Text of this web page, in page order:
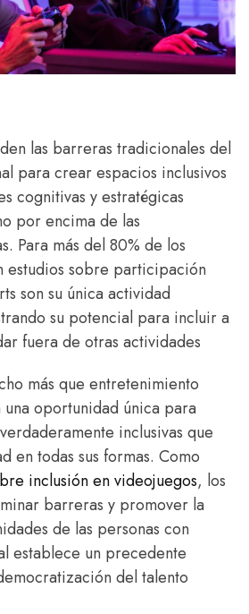
las barreras tradicionales del
para crear espacios inclusivos
cognitivas y estratégicas
por encima de las
Para más del 80% de los
estudios sobre participación
son su única actividad
su potencial para incluir a
fuera de otras actividades
más que entretenimiento
oportunidad única para
inclusivas que
en todas sus formas. Como
inclusión en videojuegos, los
barreras y promover la
de las personas con
establece un precedente
del talento